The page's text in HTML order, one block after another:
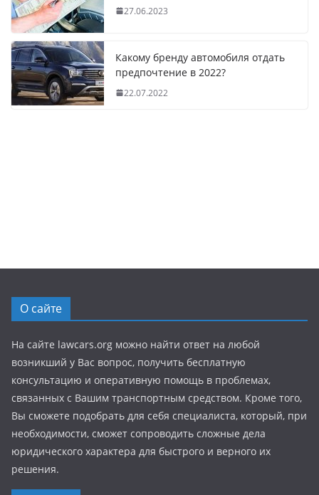
27.06.2023
Какому бренду автомобиля отдать
предпочтение в 2022?
22.07.2022
О сайте
На сайте lawcars.org можно найти ответ на любой
возникший у Вас вопрос, получить бесплатную
консультацию и оперативную помощь в проблемах,
связанных с Вашим транспортным средством. Кроме того,
Вы сможете подобрать для себя специалиста, который, при
необходимости, сможет сопроводить сложные дела
юридического характера для быстрого и верного их
решения.